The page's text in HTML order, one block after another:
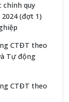
chính quy
(đợt 1)
CTĐT theo
Tự động
CTĐT theo